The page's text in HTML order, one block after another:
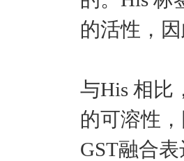
的活性，
与His 相比
的可溶性
GST融合